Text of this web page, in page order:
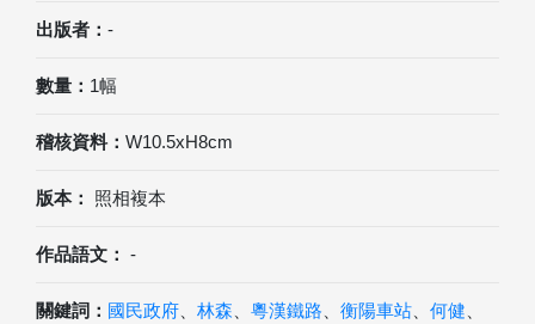
出版者： -
數量： 1幅
稽核資料： W10.5xH8cm
版本： 照相複本
作品語文： -
關鍵詞： 國民政府 林森 粵漢鐵路 衡陽車站 何健